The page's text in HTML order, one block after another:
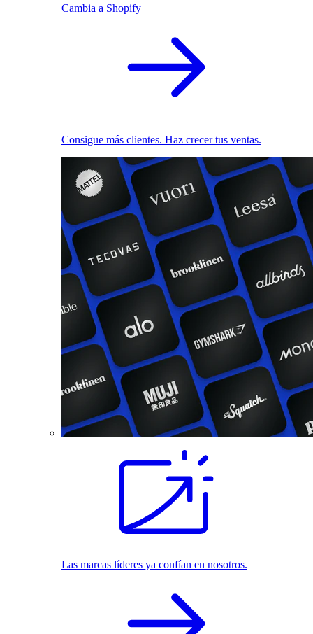
Cambia a Shopify
Consigue más clientes. Haz crecer tus ventas.
Las marcas líderes ya confían en nosotros.